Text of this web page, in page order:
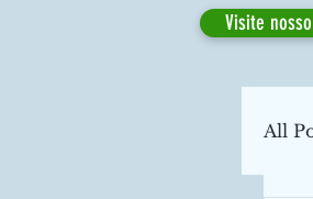
Visite
All